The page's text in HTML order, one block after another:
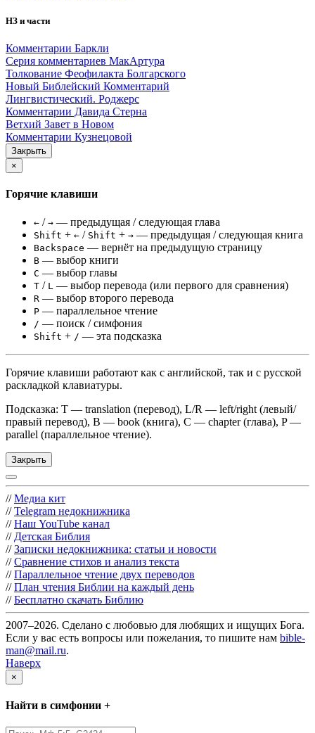
НЗ и части
Комментарии Баркли
Серия комментариев МакАртура
Толкование Феофилакта Болгарского
Новый Библейский Комментарий
Лингвистический. Роджерс
Комментарии Давида Стерна
Ветхий Завет в Новом
Комментарии Кузнецовой
Закрыть
×
Горячие клавиши
← / → — предыдущая / следующая глава
Shift + ← / Shift + → — предыдущая / следующая книга
Backspace — вернёт на предыдущую страницу
B — выбор книги
C — выбор главы
T / L — выбор перевода (или первого для сравнения)
R — выбор второго перевода
P — параллельное чтение
/ — поиск / симфония
Shift + / — эта подсказка
Горячие клавиши работают как с английской, так и с русской
раскладкой клавиатуры.
Подсказка: T — translation (перевод), L/R — left/right (левый/
правый перевод), B — book (книга), C — chapter (глава), P —
parallel (параллельное чтение).
Закрыть
// Медиа кит
// Telegram недокнижника
// Наш YouTube канал
// Детская Библия
// Записки недокнижника: статьи и новости
// Сравнение стихов и анализ текста
// Параллельное чтение двух переводов
// План чтения Библии на каждый день
// Бесплатно скачать Библию
2007–2026. Сделано с любовью для любящих и ищущих Бога.
Если у вас есть вопросы или пожелания, то пишите нам bible-
man@mail.ru.
Наверх
×
Найти в симфонии +